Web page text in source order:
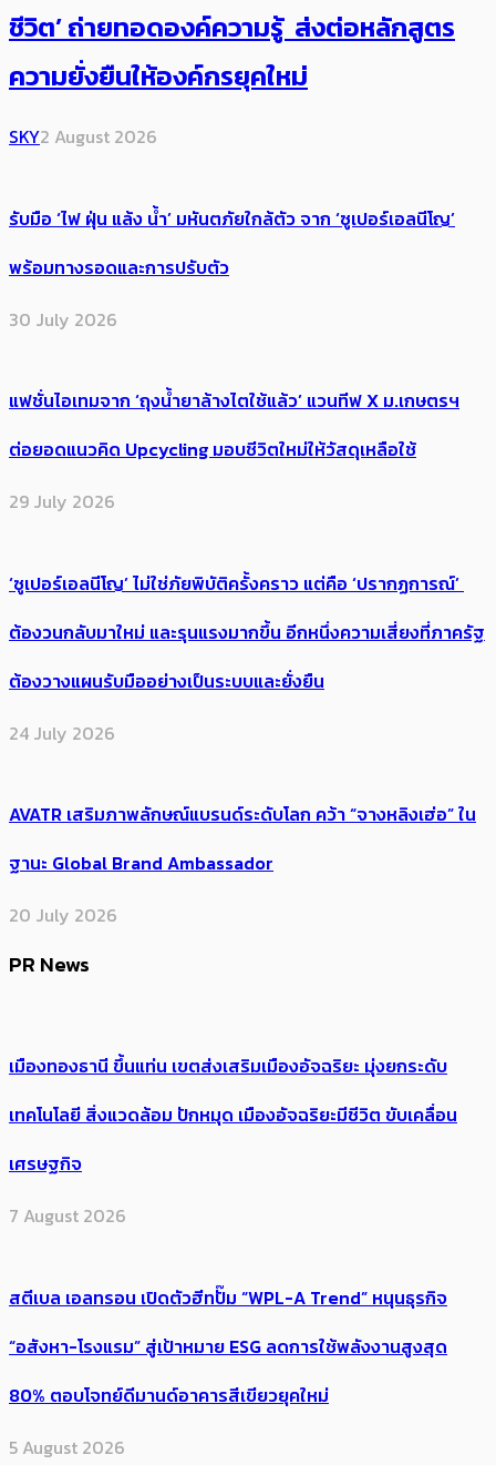
ชีวิต’ ถ่ายทอดองค์ความรู้ ส่งต่อหลักสูตร
ความยั่งยืนให้องค์กรยุคใหม่
SKY2 August 2026
รับมือ ‘ไฟ ฝุ่น แล้ง น้ำ’ มหันตภัยใกล้ตัว จาก ‘ซูเปอร์เอลนีโญ’
พร้อมทางรอดและการปรับตัว
30 July 2026
แฟชั่นไอเทมจาก ‘ถุงน้ำยาล้างไตใช้แล้ว’ แวนทีฟ X ม.เกษตรฯ
ต่อยอดแนวคิด Upcycling มอบชีวิตใหม่ให้วัสดุเหลือใช้
29 July 2026
‘ซูเปอร์เอลนีโญ’ ไม่ใช่ภัยพิบัติครั้งคราว แต่คือ ‘ปรากฏการณ์’ ​
ต้อง​วนกลับมาใหม่ และรุนแรงมากขึ้น อีกหนึ่งความเสี่ยงที่ภาครัฐ
ต้องวางแผนรับมืออย่างเป็นระบบและยั่งยืน
24 July 2026
AVATR เสริมภาพลักษณ์แบรนด์ระดับโลก คว้า “จางหลิงเฮ่อ” ใน
ฐานะ Global Brand Ambassador
20 July 2026
PR News
เมืองทองธานี ขึ้นแท่น เขตส่งเสริมเมืองอัจฉริยะ มุ่งยกระดับ
เทคโนโลยี สิ่งแวดล้อม ปักหมุด เมืองอัจฉริยะมีชีวิต ขับเคลื่อน
เศรษฐกิจ
7 August 2026
สตีเบล เอลทรอน เปิดตัวฮีทปั๊ม “WPL-A Trend” หนุนธุรกิจ
“อสังหา-โรงแรม” สู่เป้าหมาย ESG ลดการใช้พลังงานสูงสุด
80% ตอบโจทย์ดีมานด์อาคารสีเขียวยุคใหม่
5 August 2026